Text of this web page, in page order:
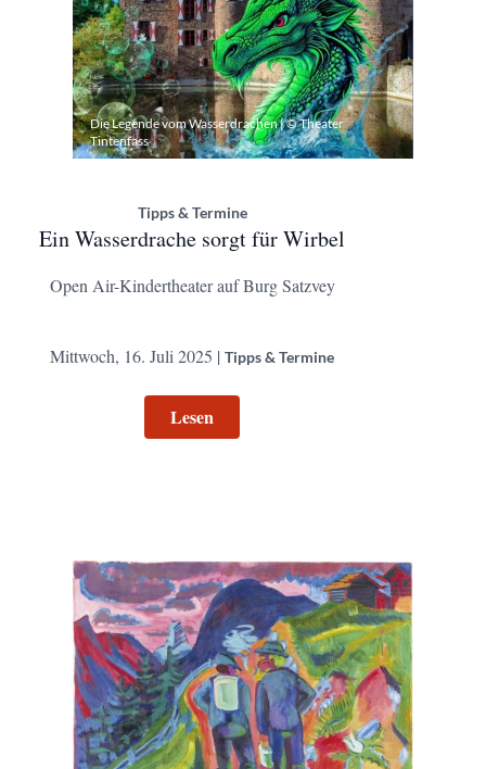
Die Legende vom Wasserdrachen | © Theater
Tintenfass
Tipps & Termine
Ein Wasserdrache sorgt für Wirbel
Open Air-Kindertheater auf Burg Satzvey
Mittwoch, 16. Juli 2025 | Tipps & Termine
Lesen